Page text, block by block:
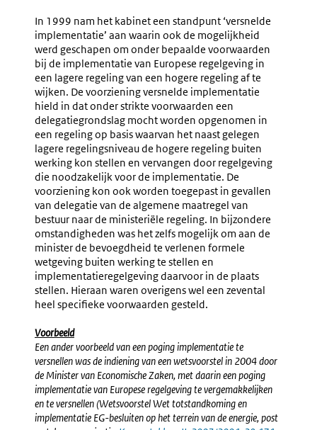
In 1999 nam het kabinet een standpunt ‘versnelde
implementatie’ aan waarin ook de mogelijkheid
werd geschapen om onder bepaalde voorwaarden
bij de implementatie van Europese regelgeving in
een lagere regeling van een hogere regeling af te
wijken. De voorziening versnelde implementatie
hield in dat onder strikte voorwaarden een
delegatiegrondslag mocht worden opgenomen in
een regeling op basis waarvan het naast gelegen
lagere regelingsniveau de hogere regeling buiten
werking kon stellen en vervangen door regelgeving
die noodzakelijk voor de implementatie. De
voorziening kon ook worden toegepast in gevallen
van delegatie van de algemene maatregel van
bestuur naar de ministeriële regeling. In bijzondere
omstandigheden was het zelfs mogelijk om aan de
minister de bevoegdheid te verlenen formele
wetgeving buiten werking te stellen en
implementatieregelgeving daarvoor in de plaats
stellen. Hieraan waren overigens wel een zevental
heel specifieke voorwaarden gesteld.
Voorbeeld
Een ander voorbeeld van een poging implementatie te
versnellen was de indiening van een wetsvoorstel in 2004 door
de Minister van Economische Zaken, met daarin een poging
implementatie van Europese regelgeving te vergemakkelijken
en te versnellen (Wetsvoorstel Wet totstandkoming en
implementatie EG-besluiten op het terrein van de energie, post